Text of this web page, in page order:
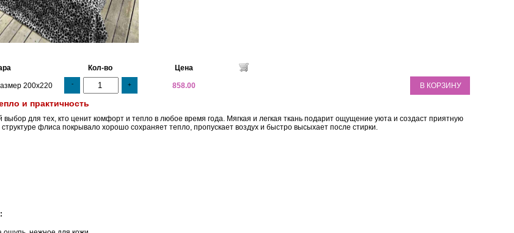
Кол-во Цена
200х220 - + 858.00 В КОРЗИНУ
и практичность
для тех, кто ценит комфорт и тепло в любое время года. Мягкая и легкая ткань подарит ощущение уюта и создаст приятную
флиса покрывало хорошо сохраняет тепло, пропускает воздух и быстро высыхает после стирки.